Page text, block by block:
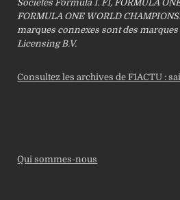
Sociétés Formula 1. F1, FORMULA
FORMULA ONE WORLD
marques connexes sont des
Licensing B.V.
Consultez les archives de F1ACTU :
Qui sommes-nous